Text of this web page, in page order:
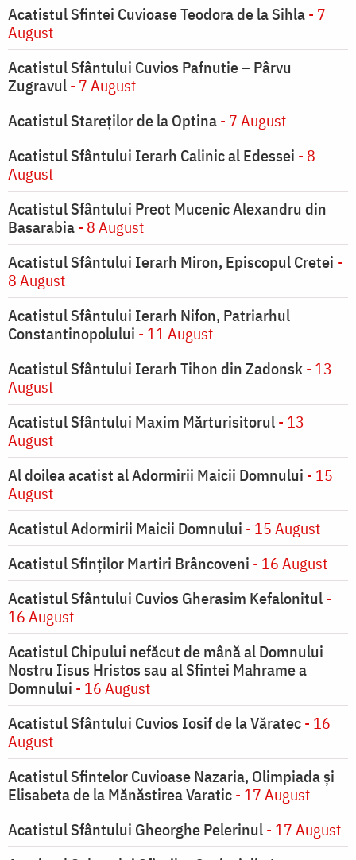
Acatistul Sfintei Cuvioase Teodora de la Sihla- 7
August
Acatistul Sfântului Cuvios Pafnutie – Pârvu
Zugravul- 7 August
Acatistul Stareţilor de la Optina- 7 August
Acatistul Sfântului Ierarh Calinic al Edessei - 8
August
Acatistul Sfântului Preot Mucenic Alexandru din
Basarabia- 8 August
Acatistul Sfântului Ierarh Miron, Episcopul Cretei -
8 August
Acatistul Sfântului Ierarh Nifon, Patriarhul
Constantinopolului - 11 August
Acatistul Sfântului Ierarh Tihon din Zadonsk- 13
August
Acatistul Sfântului Maxim Mărturisitorul- 13
August
Al doilea acatist al Adormirii Maicii Domnului - 15
August
Acatistul Adormirii Maicii Domnului - 15 August
Acatistul Sfinților Martiri Brâncoveni - 16 August
Acatistul Sfântului Cuvios Gherasim Kefalonitul-
16 August
Acatistul Chipului nefăcut de mână al Domnului
Nostru Iisus Hristos sau al Sfintei Mahrame a
Domnului - 16 August
Acatistul Sfântului Cuvios Iosif de la Văratec- 16
August
Acatistul Sfintelor Cuvioase Nazaria, Olimpiada și
Elisabeta de la Mănăstirea Varatic- 17 August
Acatistul Sfântului Gheorghe Pelerinul- 17 August